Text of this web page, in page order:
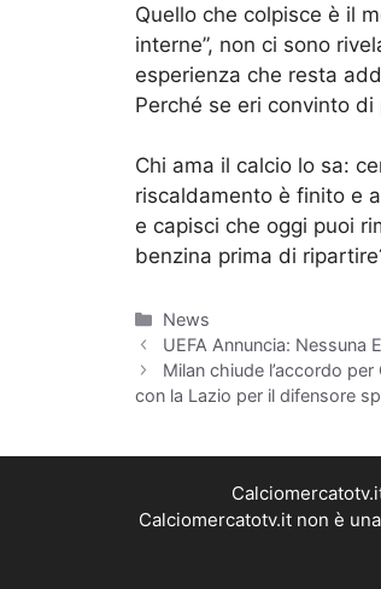
Quello che colpisce è il
interne”, non ci sono
esperienza che resta
Perché se eri convinto di
Chi ama il calcio lo sa:
riscaldamento è finito e
e capisci che oggi puoi
benzina prima di
Categorie
News
UEFA Annuncia: Nessuna
Milan chiude l’accordo
con la Lazio per il difensore
Calciomercatotv.it non è